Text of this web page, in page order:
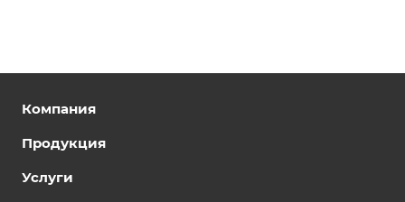
Компания
Продукция
Услуги